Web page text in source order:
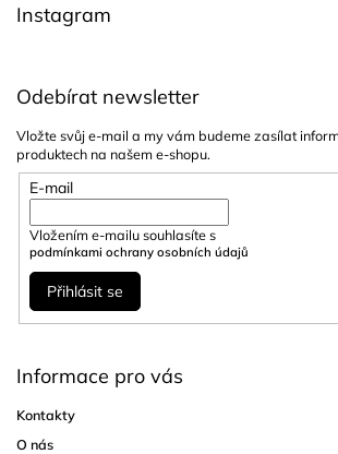
Instagram
Odebírat newsletter
Vložte svůj e-mail a my vám budeme zasílat
produktech na našem e-shopu.
E-mail
Vložením e-mailu souhlasíte s
podmínkami ochrany osobních údajů
Přihlásit se
Informace pro vás
Kontakty
O nás